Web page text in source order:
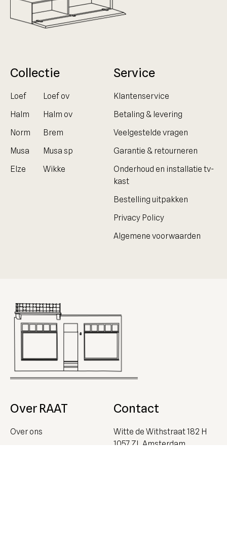
Collectie
Loef
Loef ov
Halm
Halm ov
Norm
Brem
Musa
Musa sp
Elze
Wikke
Service
Klantenservice
Betaling & levering
Veelgestelde vragen
Garantie & retourneren
Onderhoud en installatie tv-
kast
Bestelling uitpakken
Privacy Policy
Algemene voorwaarden
Over RAAT
Over ons
Contact
Witte de Withstraat 182 H
1057 ZL Amsterdam